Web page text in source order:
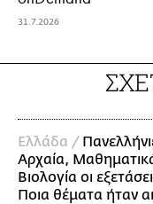
31.7.2026
Ελλάδα /
Αρχαία,
Βιολογία οι
Ποια θέματα ήταν